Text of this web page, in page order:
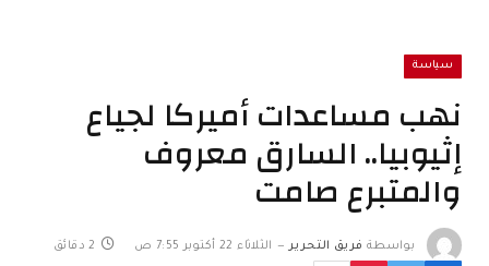
سياسة
نهب مساعدات أميركا لجياع
إثيوبيا.. السارق معروف
والمتبرع صامت
بواسطة فريق التحرير الثلاثاء 22 أكتوبر 7:55 ص 2 دقائق